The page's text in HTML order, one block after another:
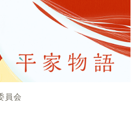
員会